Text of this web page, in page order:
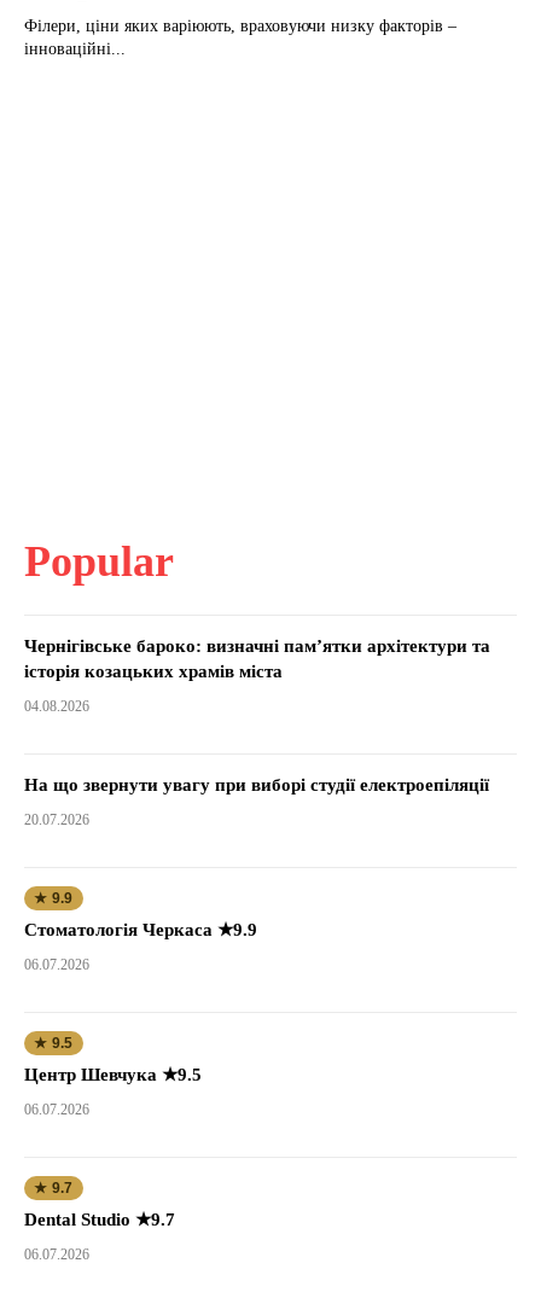
Філери, ціни яких варіюють, враховуючи низку факторів –
інноваційні...
Popular
Чернігівське бароко: визначні пам’ятки архітектури та
історія козацьких храмів міста
04.08.2026
На що звернути увагу при виборі студії електроепіляції
20.07.2026
★ 9.9
Стоматологія Черкаса ★9.9
06.07.2026
★ 9.5
Центр Шевчука ★9.5
06.07.2026
★ 9.7
Dental Studio ★9.7
06.07.2026